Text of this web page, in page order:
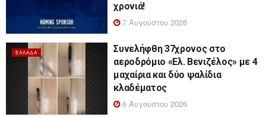
χρονιά!
7 Αυγούστου 2026
ΕΛΛΆΔΑ
Συνελήφθη 37χρονος στο
αεροδρόμιο «Ελ. Βενιζέλος» με 4
μαχαίρια και δύο ψαλίδια
κλαδέματος
6 Αυγούστου 2026